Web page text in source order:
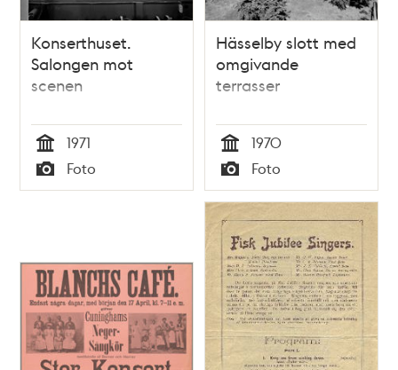
Konserthuset.
Salongen mot
scenen
Tid
1971
Typ
Foto
Hässelby slott med
omgivande
terrasser
Tid
1970
Typ
Foto